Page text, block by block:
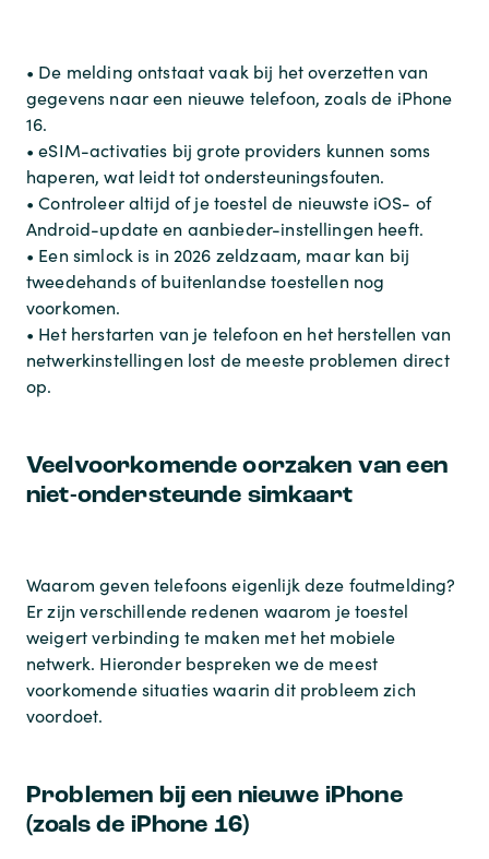
• De melding ontstaat vaak bij het overzetten van
gegevens naar een nieuwe telefoon, zoals de iPhone
16.
• eSIM-activaties bij grote providers kunnen soms
haperen, wat leidt tot ondersteuningsfouten.
• Controleer altijd of je toestel de nieuwste iOS- of
Android-update en aanbieder-instellingen heeft.
• Een simlock is in 2026 zeldzaam, maar kan bij
tweedehands of buitenlandse toestellen nog
voorkomen.
• Het herstarten van je telefoon en het herstellen van
netwerkinstellingen lost de meeste problemen direct
op.
Veelvoorkomende oorzaken van een
niet-ondersteunde simkaart
Waarom geven telefoons eigenlijk deze foutmelding?
Er zijn verschillende redenen waarom je toestel
weigert verbinding te maken met het mobiele
netwerk. Hieronder bespreken we de meest
voorkomende situaties waarin dit probleem zich
voordoet.
Problemen bij een nieuwe iPhone
(zoals de iPhone 16)